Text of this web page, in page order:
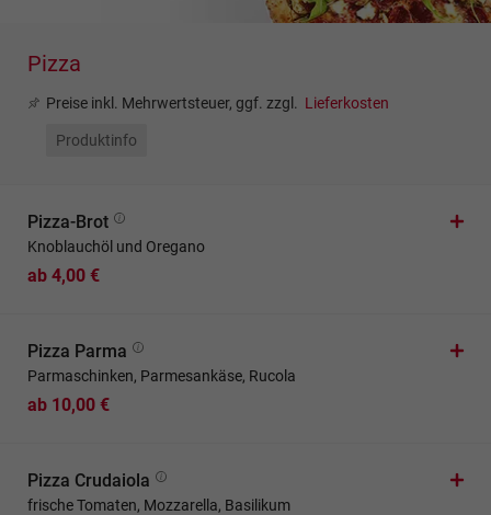
Pizza
Preise inkl. Mehrwertsteuer, ggf. zzgl. Lieferkosten
Produktinfo
Pizza-Brot
Knoblauchöl und Oregano
ab 4,00 €
Pizza Parma
Parmaschinken, Parmesankäse, Rucola
ab 10,00 €
Pizza Crudaiola
frische Tomaten, Mozzarella, Basilikum